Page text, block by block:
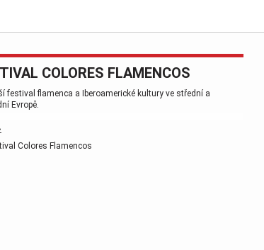
COLORES FLAMENCOS
festival flamenca a Iberoamerické kultury ve střední a
Evropě.